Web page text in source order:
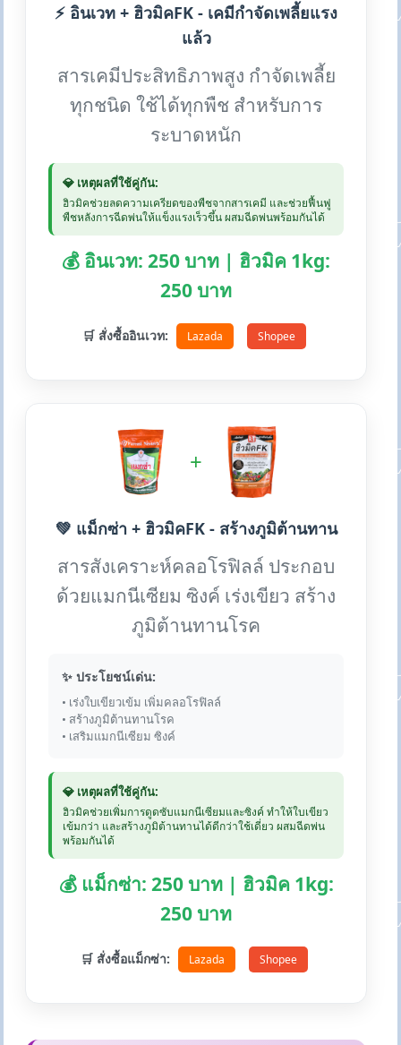
⚡ อินเวท + ฮิวมิคFK - เคมีกำจัดเพลี้ยแรง
แล้ว
สารเคมีประสิทธิภาพสูง กำจัดเพลี้ย
ทุกชนิด ใช้ได้ทุกพืช สำหรับการ
ระบาดหนัก
💎 เหตุผลที่ใช้คู่กัน:
ฮิวมิคช่วยลดความเครียดของพืชจากสารเคมี และช่วยฟื้นฟู
พืชหลังการฉีดพ่นให้แข็งแรงเร็วขึ้น ผสมฉีดพ่นพร้อมกันได้
💰 อินเวท: 250 บาท | ฮิวมิค 1kg:
250 บาท
🛒 สั่งซื้ออินเวท: Lazada Shopee
+
💚 แม็กซ่า + ฮิวมิคFK - สร้างภูมิต้านทาน
สารสังเคราะห์คลอโรฟิลล์ ประกอบ
ด้วยแมกนีเซียม ซิงค์ เร่งเขียว สร้าง
ภูมิต้านทานโรค
✨ ประโยชน์เด่น:
• เร่งใบเขียวเข้ม เพิ่มคลอโรฟิลล์
• สร้างภูมิต้านทานโรค
• เสริมแมกนีเซียม ซิงค์
💎 เหตุผลที่ใช้คู่กัน:
ฮิวมิคช่วยเพิ่มการดูดซับแมกนีเซียมและซิงค์ ทำให้ใบเขียว
เข้มกว่า และสร้างภูมิต้านทานได้ดีกว่าใช้เดี่ยว ผสมฉีดพ่น
พร้อมกันได้
💰 แม็กซ่า: 250 บาท | ฮิวมิค 1kg:
250 บาท
🛒 สั่งซื้อแม็กซ่า: Lazada Shopee